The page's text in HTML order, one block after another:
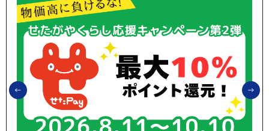
前のスライドを表示